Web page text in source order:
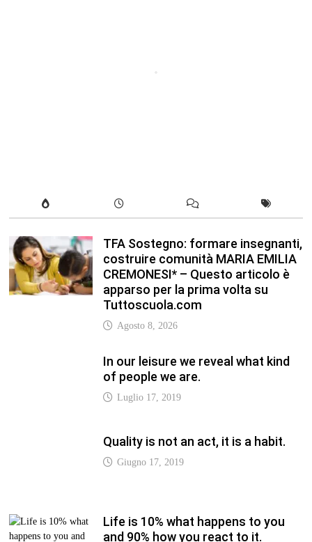
TFA Sostegno: formare insegnanti,
costruire comunità MARIA EMILIA
CREMONESI* – Questo articolo è
apparso per la prima volta su
Tuttoscuola.com
Agosto 8, 2026
In our leisure we reveal what kind
of people we are.
Luglio 17, 2019
Quality is not an act, it is a habit.
Giugno 17, 2017